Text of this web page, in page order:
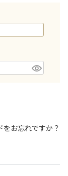
をお忘れですか？